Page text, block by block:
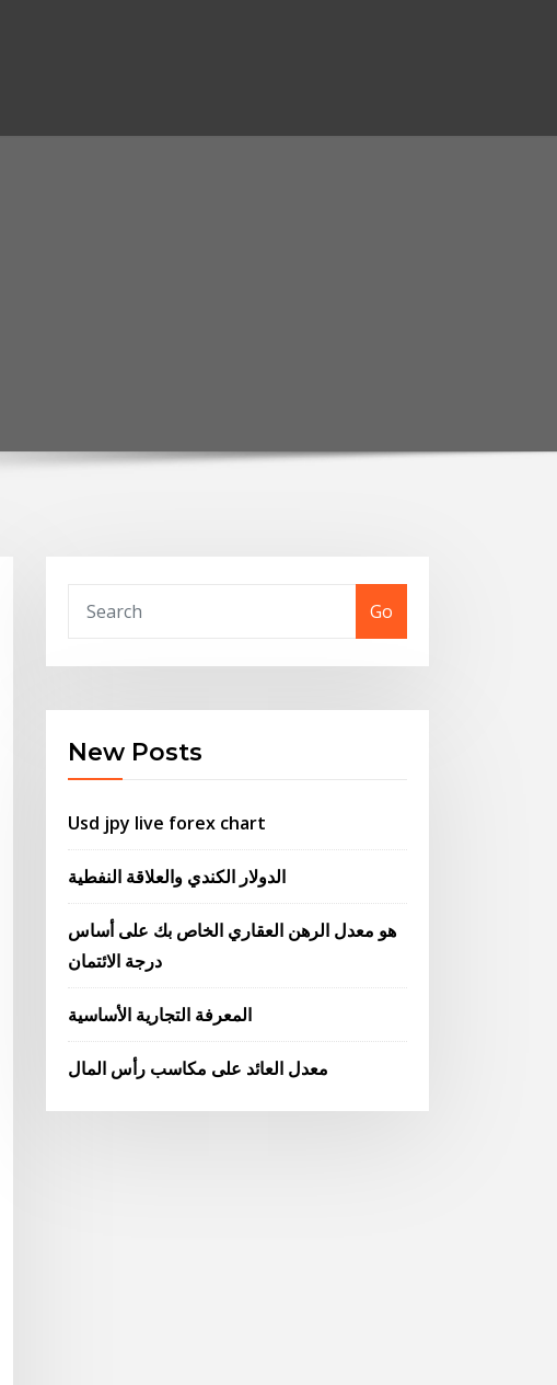
Go
New Posts
Usd jpy live forex chart
الدولار الكندي والعلاقة النفطية
هو معدل الرهن العقاري الخاص بك على أساس
درجة الائتمان
المعرفة التجارية الأساسية
معدل العائد على مكاسب رأس المال